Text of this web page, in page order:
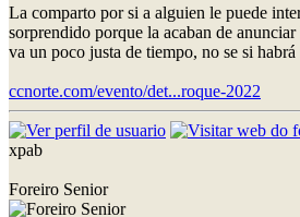
La comparto por si a alguien le puede
sorprendido porque la acaban de
va un poco justa de tiempo, no se si
ccnorte.com/evento/det...roque-2022
xpab
Foreiro Senior